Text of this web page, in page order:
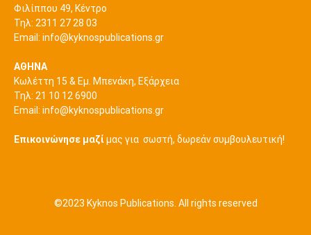
Φιλίππου 49, Κέντρο
Τηλ: 2311 27 28 03
Εmail: info@kyknospublications.gr
ΑΘΗΝΑ
Κωλέττη 15 & Εμ. Μπενάκη, Εξάρχεια
Τηλ: 21 10 12 6900
Εmail: info@kyknospublications.gr
Επικοινώνησε μαζίμας για σωστή, δωρεάν συμβουλευτική!
©2023 Kyknos Publications. All rights reserved